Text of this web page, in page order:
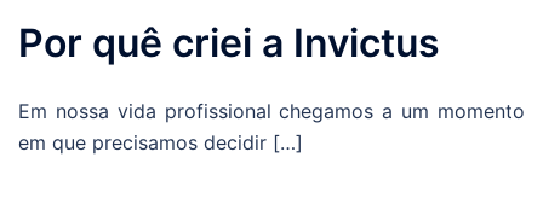
Por quê criei a Invictus
Em nossa vida profissional chegamos a um momento
em que precisamos decidir […]